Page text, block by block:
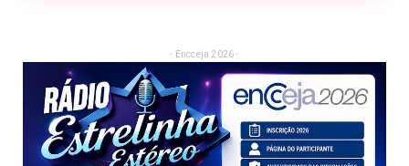
- Encceja 2026 -